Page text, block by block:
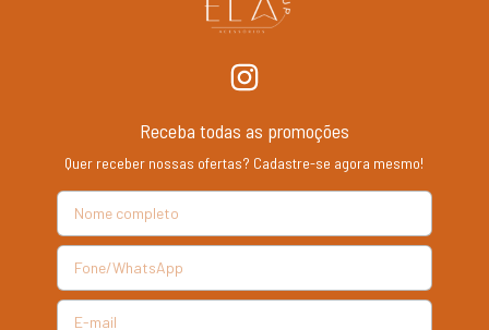
Receba todas as promoções
Quer receber nossas ofertas? Cadastre-se agora mesmo!